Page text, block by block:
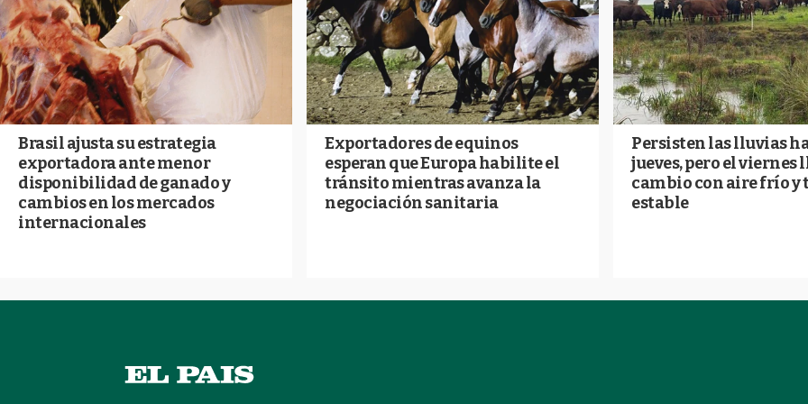
Brasil ajusta su estrategia
exportadora ante menor
disponibilidad de ganado y
cambios en los mercados
internacionales
Exportadores de equinos
esperan que Europa habilite el
tránsito mientras avanza la
negociación sanitaria
Persisten las lluvias
jueves, pero el viernes
cambio con aire frío y
estable